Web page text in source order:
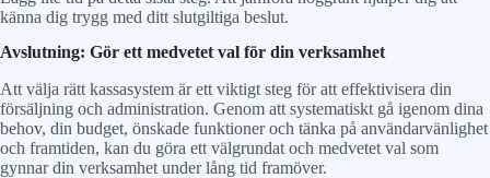
känna dig trygg med ditt slutgiltiga beslut.
Avslutning: Gör ett medvetet val för din verksamhet
Att välja rätt kassasystem är ett viktigt steg för att effektivisera din
försäljning och administration. Genom att systematiskt gå igenom dina
behov, din budget, önskade funktioner och tänka på användarvänlighet
och framtiden, kan du göra ett välgrundat och medvetet val som
gynnar din verksamhet under lång tid framöver.